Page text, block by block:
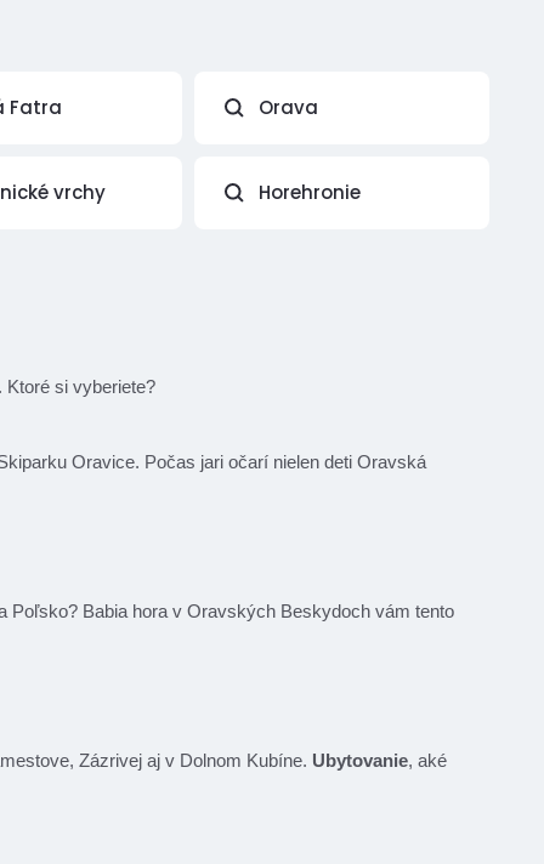
Fatra Orava
vrchy Horehronie
si vyberiete?
Oravice. Počas jari očarí nielen deti Oravská
Babia hora v Oravských Beskydoch vám tento
Zázrivej aj v Dolnom Kubíne. Ubytovanie, aké